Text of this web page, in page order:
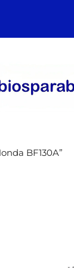
BF130A”